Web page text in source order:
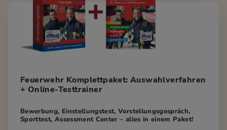
Feuerwehr Komplettpaket: Auswahlverfahren
+ Online-Testtrainer
Bewerbung, Einstellungstest, Vorstellungsgespräch,
Sporttest, Assessment Center – alles in einem Paket!